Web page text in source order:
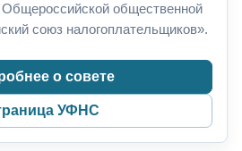
общественной
союз налогоплательщиков».
о совете
УФНС